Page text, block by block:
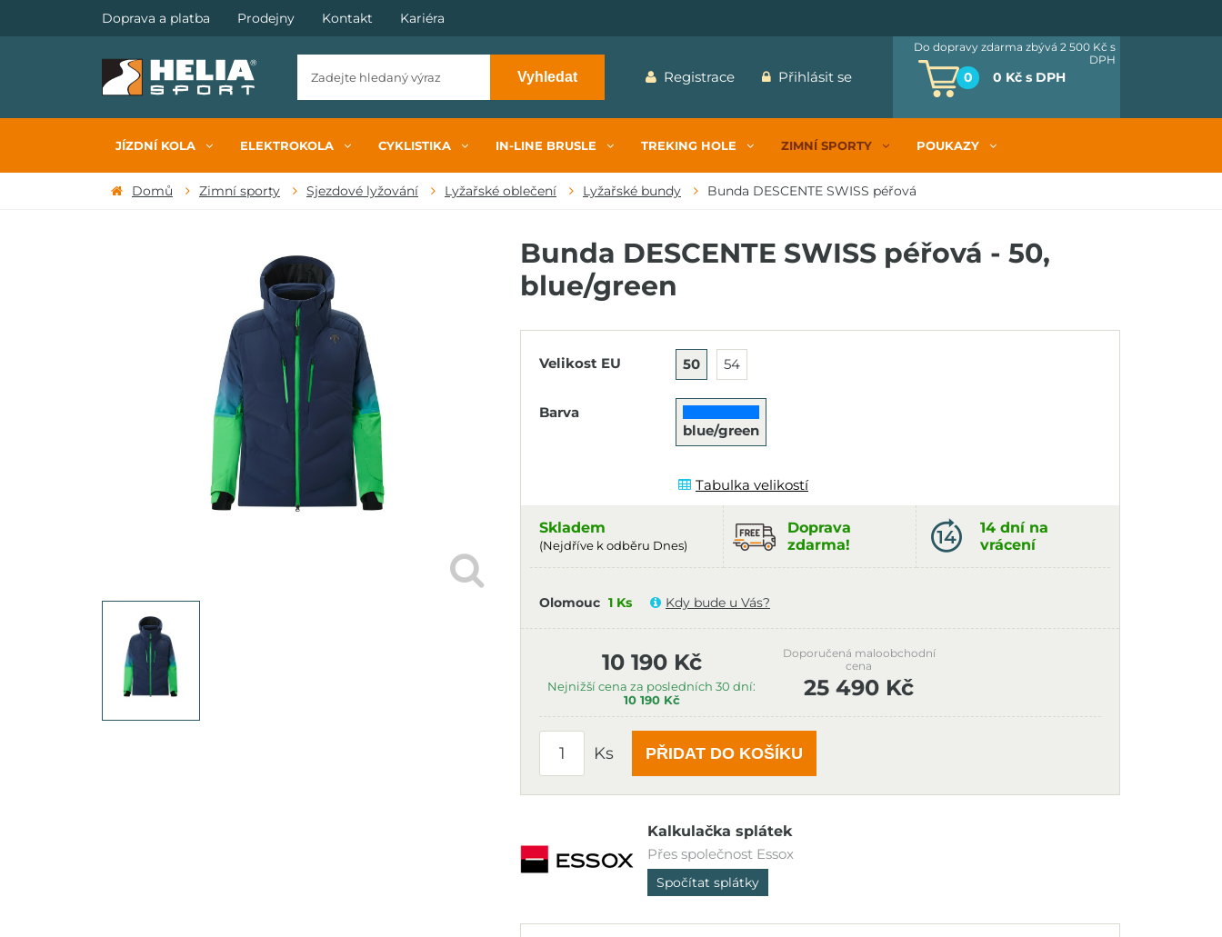
Doprava a platba Prodejny Kontakt Kariéra
Vyhledat Registrace Přihlásit se 0 0 Kč s DPH
Do dopravy zdarma zbývá 2 500 Kč s
DPH
JÍZDNÍ KOLA ELEKTROKOLA CYKLISTIKA IN-LINE BRUSLE TREKING HOLE ZIMNÍ SPORTY POUKAZY
Domů Zimní sporty Sjezdové lyžování Lyžařské oblečení Lyžařské bundy Bunda DESCENTE SWISS péřová
Bunda DESCENTE SWISS péřová - 50,
blue/green
Velikost EU 50 54
Barva
blue/green
Tabulka velikostí
Skladem
(Nejdříve k odběru Dnes)
Doprava
zdarma!
14 dní na
vrácení
Olomouc 1 Ks Kdy bude u Vás?
10 190 Kč
Nejnižší cena za posledních 30 dní:
10 190 Kč
Doporučená maloobchodní
cena
25 490 Kč
Ks PŘIDAT DO KOŠÍKU
Kalkulačka splátek
Přes společnost Essox
Spočítat splátky